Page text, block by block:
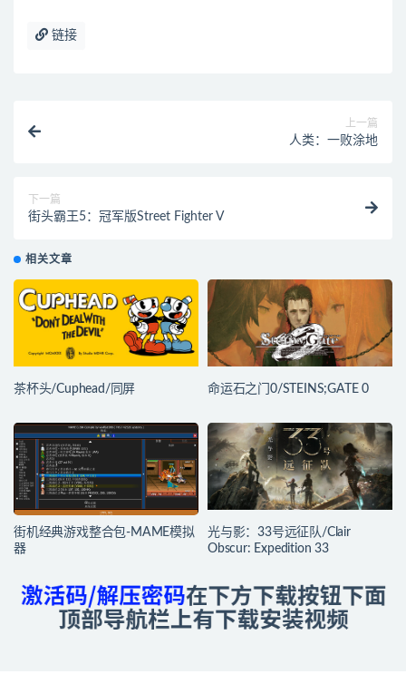
链接
上一篇
人类：一败涂地
下一篇
街头霸王5：冠军版Street Fighter V
相关文章
茶杯头/Cuphead/同屏 命运石之门0/STEINS;GATE 0
街机经典游戏整合包-MAME模拟
器
光与影：33号远征队/Clair
Obscur: Expedition 33